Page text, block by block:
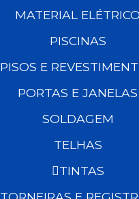
MATERIAL ELÉTRICO
PISCINAS
PISOS E
PORTAS E JANELAS
SOLDAGEM
TELHAS
TINTAS